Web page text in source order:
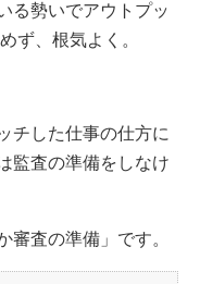
る勢いでアウトプッ
ず、根気よく。
チした仕事の仕方に
監査の準備をしなけ
査の準備」です。